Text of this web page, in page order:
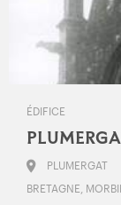
ÉDIFICE
PLUMERGAT
BRETAGNE,